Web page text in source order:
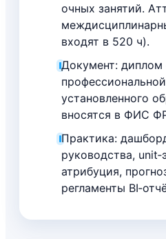
очных занятий.
входят в 520 ч).
Документ: диплом
установленного
вносятся в ФИС
Практика:
руководства,
атрибуция,
регламенты